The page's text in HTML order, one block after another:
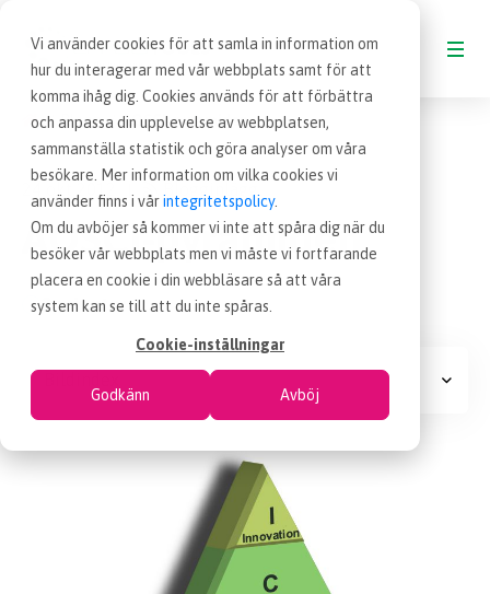
Vi använder cookies för att samla in information om
hur du interagerar med vår webbplats samt för att
komma ihåg dig. Cookies används för att förbättra
och anpassa din upplevelse av webbplatsen,
sammanställa statistik och göra analyser om våra
besökare. Mer information om vilka cookies vi
använder finns i vårintegritetspolicy.
Om du avböjer så kommer vi inte att spåra dig när du
besöker vår webbplats men vi måste vi fortfarande
placera en cookie i din webbläsare så att våra
system kan se till att du inte spåras.
Cookie-inställningar
Godkänn Avböj
BLOGG
VAD ÄR INKÖP
OM EFFSO TOOLS
TERMINOLOGI
Blogg AQSCI-pyramiden
AQSCI-pyramiden
3 minuter